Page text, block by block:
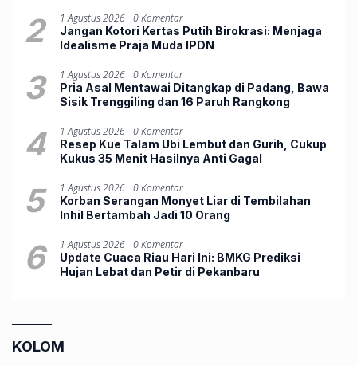
2 1 Agustus 2026 0 Komentar
Jangan Kotori Kertas Putih Birokrasi: Menjaga
Idealisme Praja Muda IPDN
3 1 Agustus 2026 0 Komentar
Pria Asal Mentawai Ditangkap di Padang, Bawa
Sisik Trenggiling dan 16 Paruh Rangkong
4 1 Agustus 2026 0 Komentar
Resep Kue Talam Ubi Lembut dan Gurih, Cukup
Kukus 35 Menit Hasilnya Anti Gagal
5 1 Agustus 2026 0 Komentar
Korban Serangan Monyet Liar di Tembilahan
Inhil Bertambah Jadi 10 Orang
6 1 Agustus 2026 0 Komentar
Update Cuaca Riau Hari Ini: BMKG Prediksi
Hujan Lebat dan Petir di Pekanbaru
KOLOM